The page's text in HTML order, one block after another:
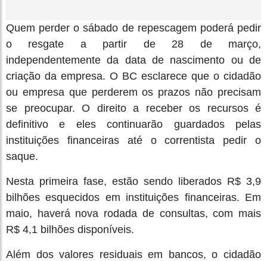
Quem perder o sábado de repescagem poderá pedir
o resgate a partir de 28 de março,
independentemente da data de nascimento ou de
criação da empresa. O BC esclarece que o cidadão
ou empresa que perderem os prazos não precisam
se preocupar. O direito a receber os recursos é
definitivo e eles continuarão guardados pelas
instituições financeiras até o correntista pedir o
saque.
Nesta primeira fase, estão sendo liberados R$ 3,9
bilhões esquecidos em instituições financeiras. Em
maio, haverá nova rodada de consultas, com mais
R$ 4,1 bilhões disponíveis.
Além dos valores residuais em bancos, o cidadão